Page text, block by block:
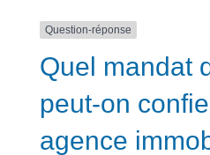
Question-réponse
Quel mandat
peut-on
agence